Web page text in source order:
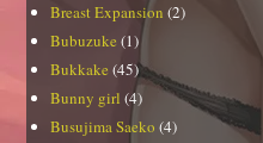
Breast Expansion (2)
Bubuzuke (1)
Bukkake (45)
Bunny girl (4)
Busujima Saeko (4)